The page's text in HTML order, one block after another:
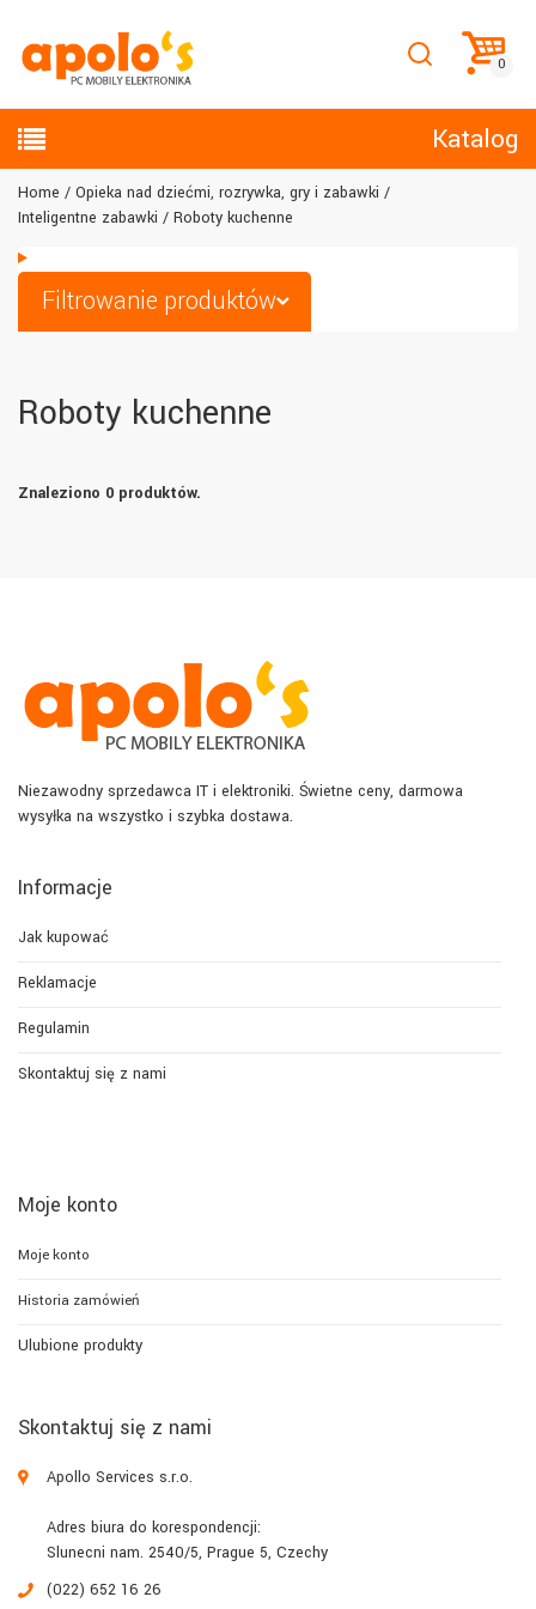
Katalog
Home
Opieka nad dziećmi, rozrywka, gry i zabawki
Inteligentne zabawki
Roboty kuchenne
Filtrowanie produktów
Roboty kuchenne
Znaleziono 0 produktów.
Niezawodny sprzedawca IT i elektroniki. Świetne ceny, darmowa
wysyłka na wszystko i szybka dostawa.
Informacje
Jak kupować
Reklamacje
Regulamin
Skontaktuj się z nami
Moje konto
Moje konto
Historia zamówień
Ulubione produkty
Skontaktuj się z nami
Apollo Services s.r.o.
Adres biura do korespondencji:
Slunecni nam. 2540/5, Prague 5, Czechy
(022) 652 16 26